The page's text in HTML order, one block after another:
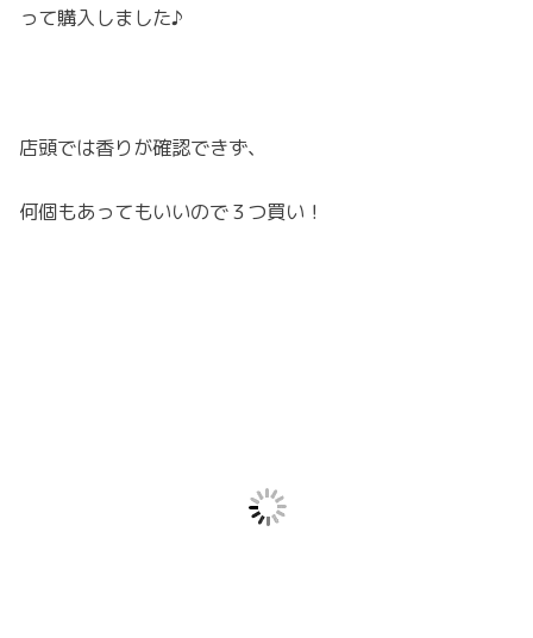
って購入しました♪
店頭では香りが確認できず、
何個もあってもいいので３つ買い！